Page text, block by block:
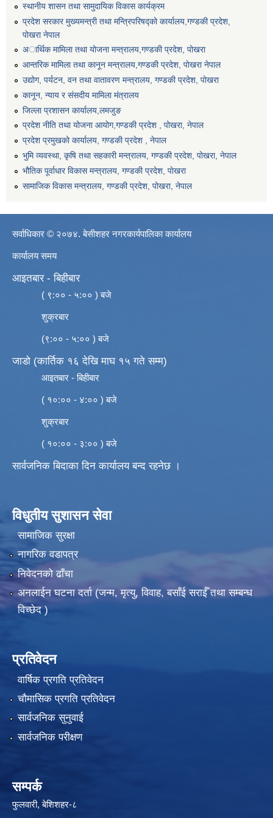
स्थानीय शासन तथा सामुदायिक विकास कार्यक्रम
प्रदेश सरकार मुख्यमन्त्री तथा मन्त्रिपरिषद्को कार्यालय,गण्डकी प्रदेश,
पाेखरा नेपाल
अार्थिक मामिला तथा योजना मन्त्रालय,गण्डकी प्रदेश, पोखरा
आन्तरिक मामिला तथा कानून मन्त्रालय,गण्डकी प्रदेश, पाेखरा नेपाल
उद्योग, पर्यटन, वन तथा वातावरण मन्त्रालय, गण्डकी प्रदेश, पोखरा
कानून, न्याय र संसदीय मामिला मंत्रालय
जिल्ला प्रशासन कार्यालय,लमजुङ
प्रदेश नीति तथा योजना आयोग,गण्डकी प्रदेश , पोखरा, नेपाल
प्रदेश प्रमुखको कार्यालय, गण्डकी प्रदेश , नेपाल
भुमि व्यवस्था, कृषि तथा सहकारी मन्त्रालय, गण्डकी प्रदेश, पोखरा, नेपाल
भौतिक पूर्वाधार विकास मन्त्रालय, गण्डकी प्रदेश, पाेखरा
सामाजिक विकास मन्त्रालय, गण्डकी प्रदेश, पोखरा, नेपाल
सर्वाधिकार © २०७४. बेसीशहर नगरकार्यपालिका कार्यालय
कार्यालय समय
आइतबार - बिहीबार
( ९:०० - ५:०० ) बजे
शुक्रबार
(९:०० - ५:०० ) बजे
जाडो (कार्तिक १६ देखि माघ १५ गते सम्म)
आइतबार - बिहीबार
( १०:०० - ४:०० ) बजे
शुक्रबार
( १०:०० - ३:०० ) बजे
सार्वजनिक बिदाका दिन कार्यालय बन्द रहनेछ ।
विधुतीय सुशासन सेवा
सामाजिक सुरक्षा
नागरिक वडापत्र
निवेदनको ढाँचा
अनलाईन घटना दर्ता (जन्म, मृत्यु, विवाह, बसाँई सराईँ तथा सम्बन्ध
विच्छेद )
प्रतिवेदन
वार्षिक प्रगति प्रतिवेदन
चौमासिक प्रगति प्रतिवेदन
सार्वजनिक सुनुवाई
सार्वजनिक परीक्षण
सम्पर्क
फुलवारी, बेशिशहर-८